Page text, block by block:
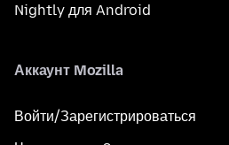
Nightly для Android
Аккаунт Mozilla
Войти/Зарегистрироваться